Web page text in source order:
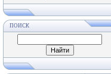
ПОИСК